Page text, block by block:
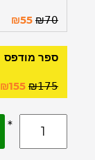
₪𝟩𝟢
₪55
ספר מודפס
₪𝟣𝟩𝟧
₪155